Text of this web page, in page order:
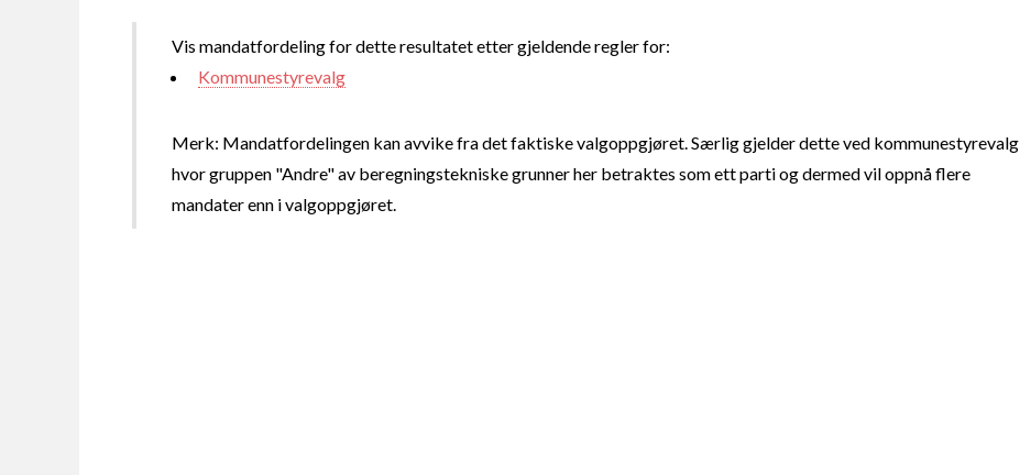
Vis mandatfordeling for dette resultatet etter gjeldende regler for:
Kommunestyrevalg
Merk: Mandatfordelingen kan avvike fra det faktiske valgoppgjøret. Særlig gjelder dette ved kommunestyrevalg,
hvor gruppen "Andre" av beregningstekniske grunner her betraktes som ett parti og dermed vil oppnå flere
mandater enn i valgoppgjøret.